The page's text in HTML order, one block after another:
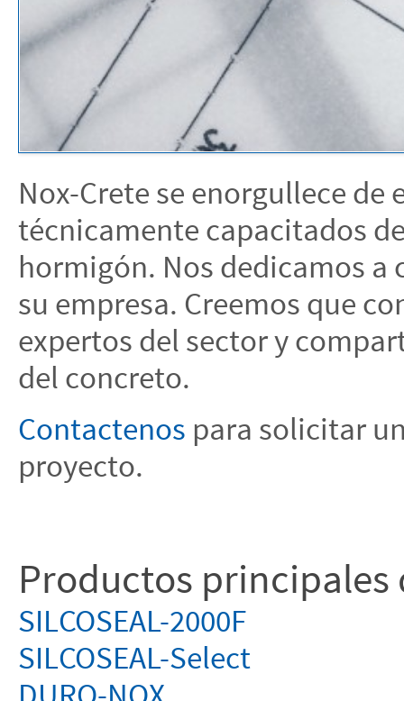
Nox-Crete se enorgullece
técnicamente capacitados
hormigón. Nos dedicamos
su empresa. Creemos que
expertos del sector y
del concreto.
Contactenos para solicitar
proyecto.
Productos principales
SILCOSEAL-2000F
SILCOSEAL-Select